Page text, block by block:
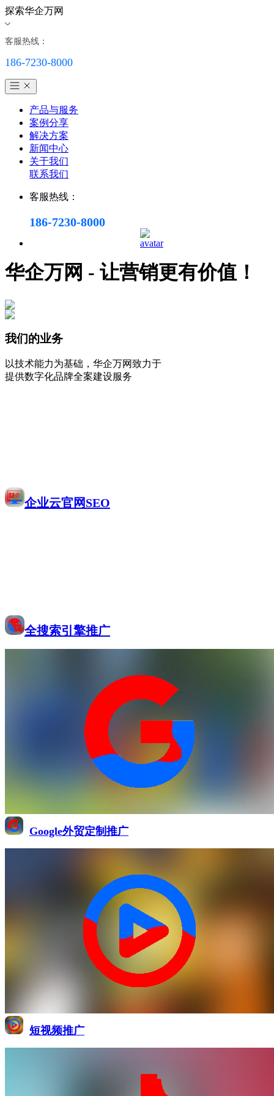
探索华企万网
客服热线：
186-7230-8000
产品与服务
案例分享
解决方案
新闻中心
关于我们
联系我们
客服热线：
186-7230-8000
华企万网 - 让营销更有价值！
我们的业务
以技术能力为基础，华企万网致力于
提供数字化品牌全案建设服务
企业云官网SEO
全搜索引擎推广
Google外贸定制推广
短视频推广